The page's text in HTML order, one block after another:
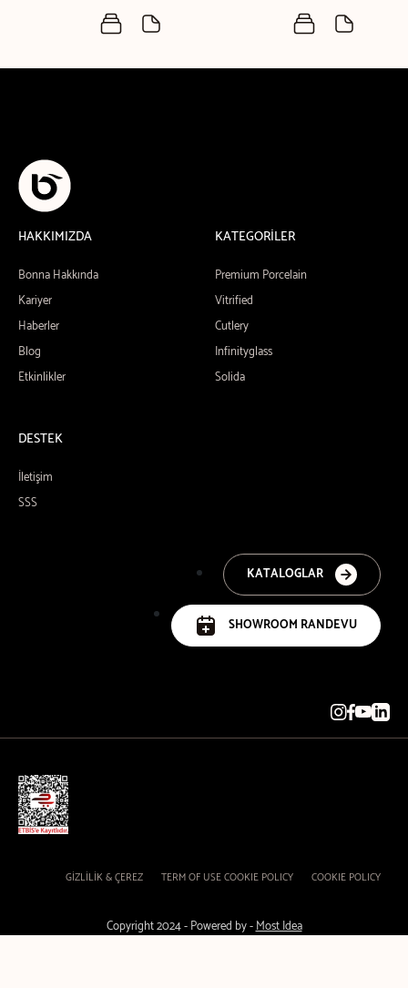
HAKKIMIZDA
Bonna Hakkında
Kariyer
Haberler
Blog
Etkinlikler
KATEGORİLER
Premium Porcelain
Vitrified
Cutlery
Infinityglass
Solida
DESTEK
İletişim
SSS
KATALOGLAR
SHOWROOM RANDEVU
GİZLİLİK & ÇEREZ TERM OF USE COOKIE POLICY COOKIE POLICY
Copyright 2024 - Powered by -Most Idea